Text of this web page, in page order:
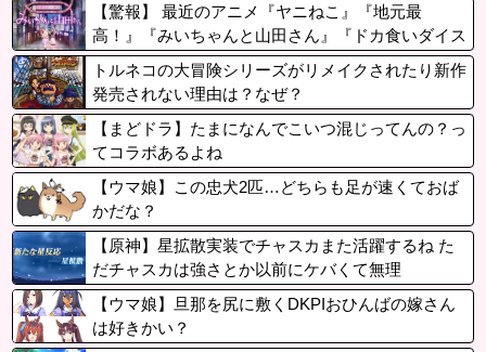
【驚報】 最近のアニメ『ヤニねこ』『地元最
高！』『みいちゃんと山田さん』『ドカ食いダイス
キ！ もちづきさん』
トルネコの大冒険シリーズがリメイクされたり新作
発売されない理由は？なぜ？
【まどドラ】たまになんでこいつ混じってんの？っ
てコラボあるよね
【ウマ娘】この忠犬2匹…どちらも足が速くておば
かだな？
【原神】星拡散実装でチャスカまた活躍するね た
だチャスカは強さとか以前にケバくて無理
【ウマ娘】旦那を尻に敷くDKPIおひんばの嫁さん
は好きかい？